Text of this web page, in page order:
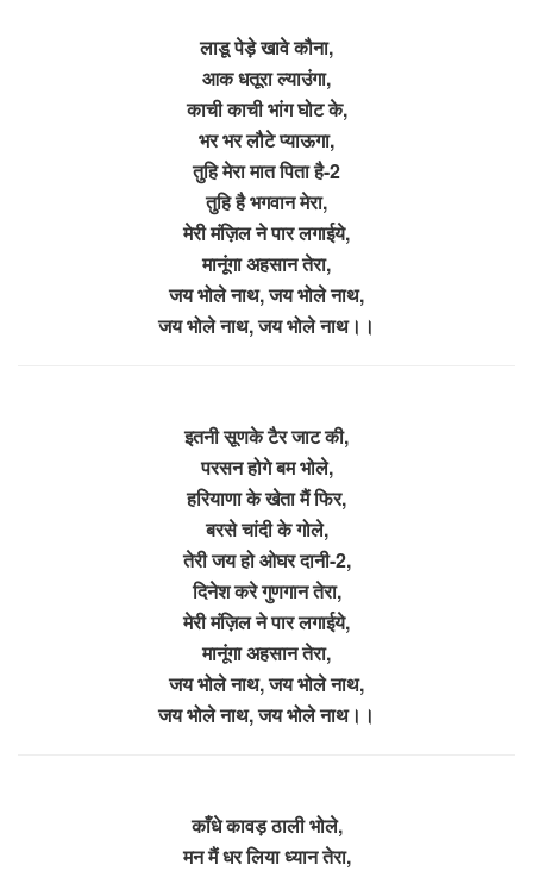
लाडू पेड़े खावे कौना,
आक धतूरा ल्याउंगा,
काची काची भांग घोट के,
भर भर लौटे प्याऊगा,
तुहि मेरा मात पिता है-2
तुहि है भगवान मेरा,
मेरी मंज़िल ने पार लगाईये,
मानूंगा अहसान तेरा,
जय भोले नाथ, जय भोले नाथ,
जय भोले नाथ, जय भोले नाथ।।
इतनी सूणके टैर जाट की,
परसन होगे बम भोले,
हरियाणा के खेता मैं फिर,
बरसे चांदी के गोले,
तेरी जय हो ओघर दानी-2,
दिनेश करे गुणगान तेरा,
मेरी मंज़िल ने पार लगाईये,
मानूंगा अहसान तेरा,
जय भोले नाथ, जय भोले नाथ,
जय भोले नाथ, जय भोले नाथ।।
काँधे कावड़ ठाली भोले,
मन मैं धर लिया ध्यान तेरा,